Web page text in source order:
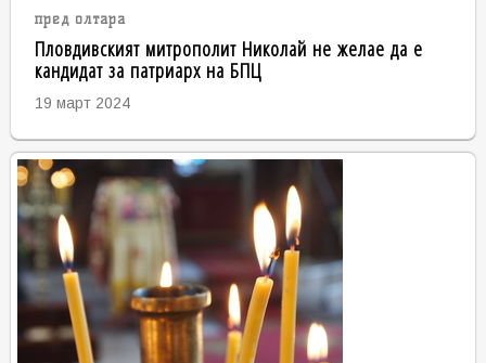
пред олтара
Пловдивският митрополит Николай не желае да е
кандидат за патриарх на БПЦ
19 март 2024